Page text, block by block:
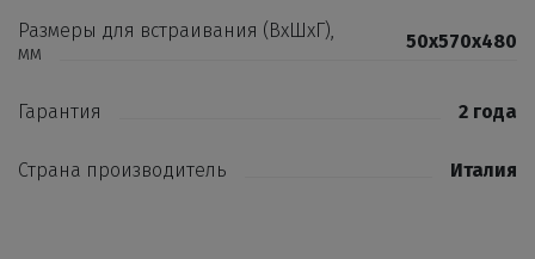
Размеры для встраивания (ВхШхГ),
мм
50x570x480
Гарантия 2 года
Страна производитель Италия